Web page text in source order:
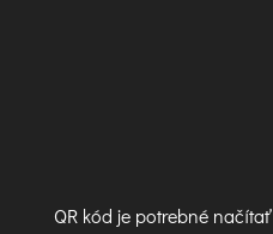
QR kód je potrebné